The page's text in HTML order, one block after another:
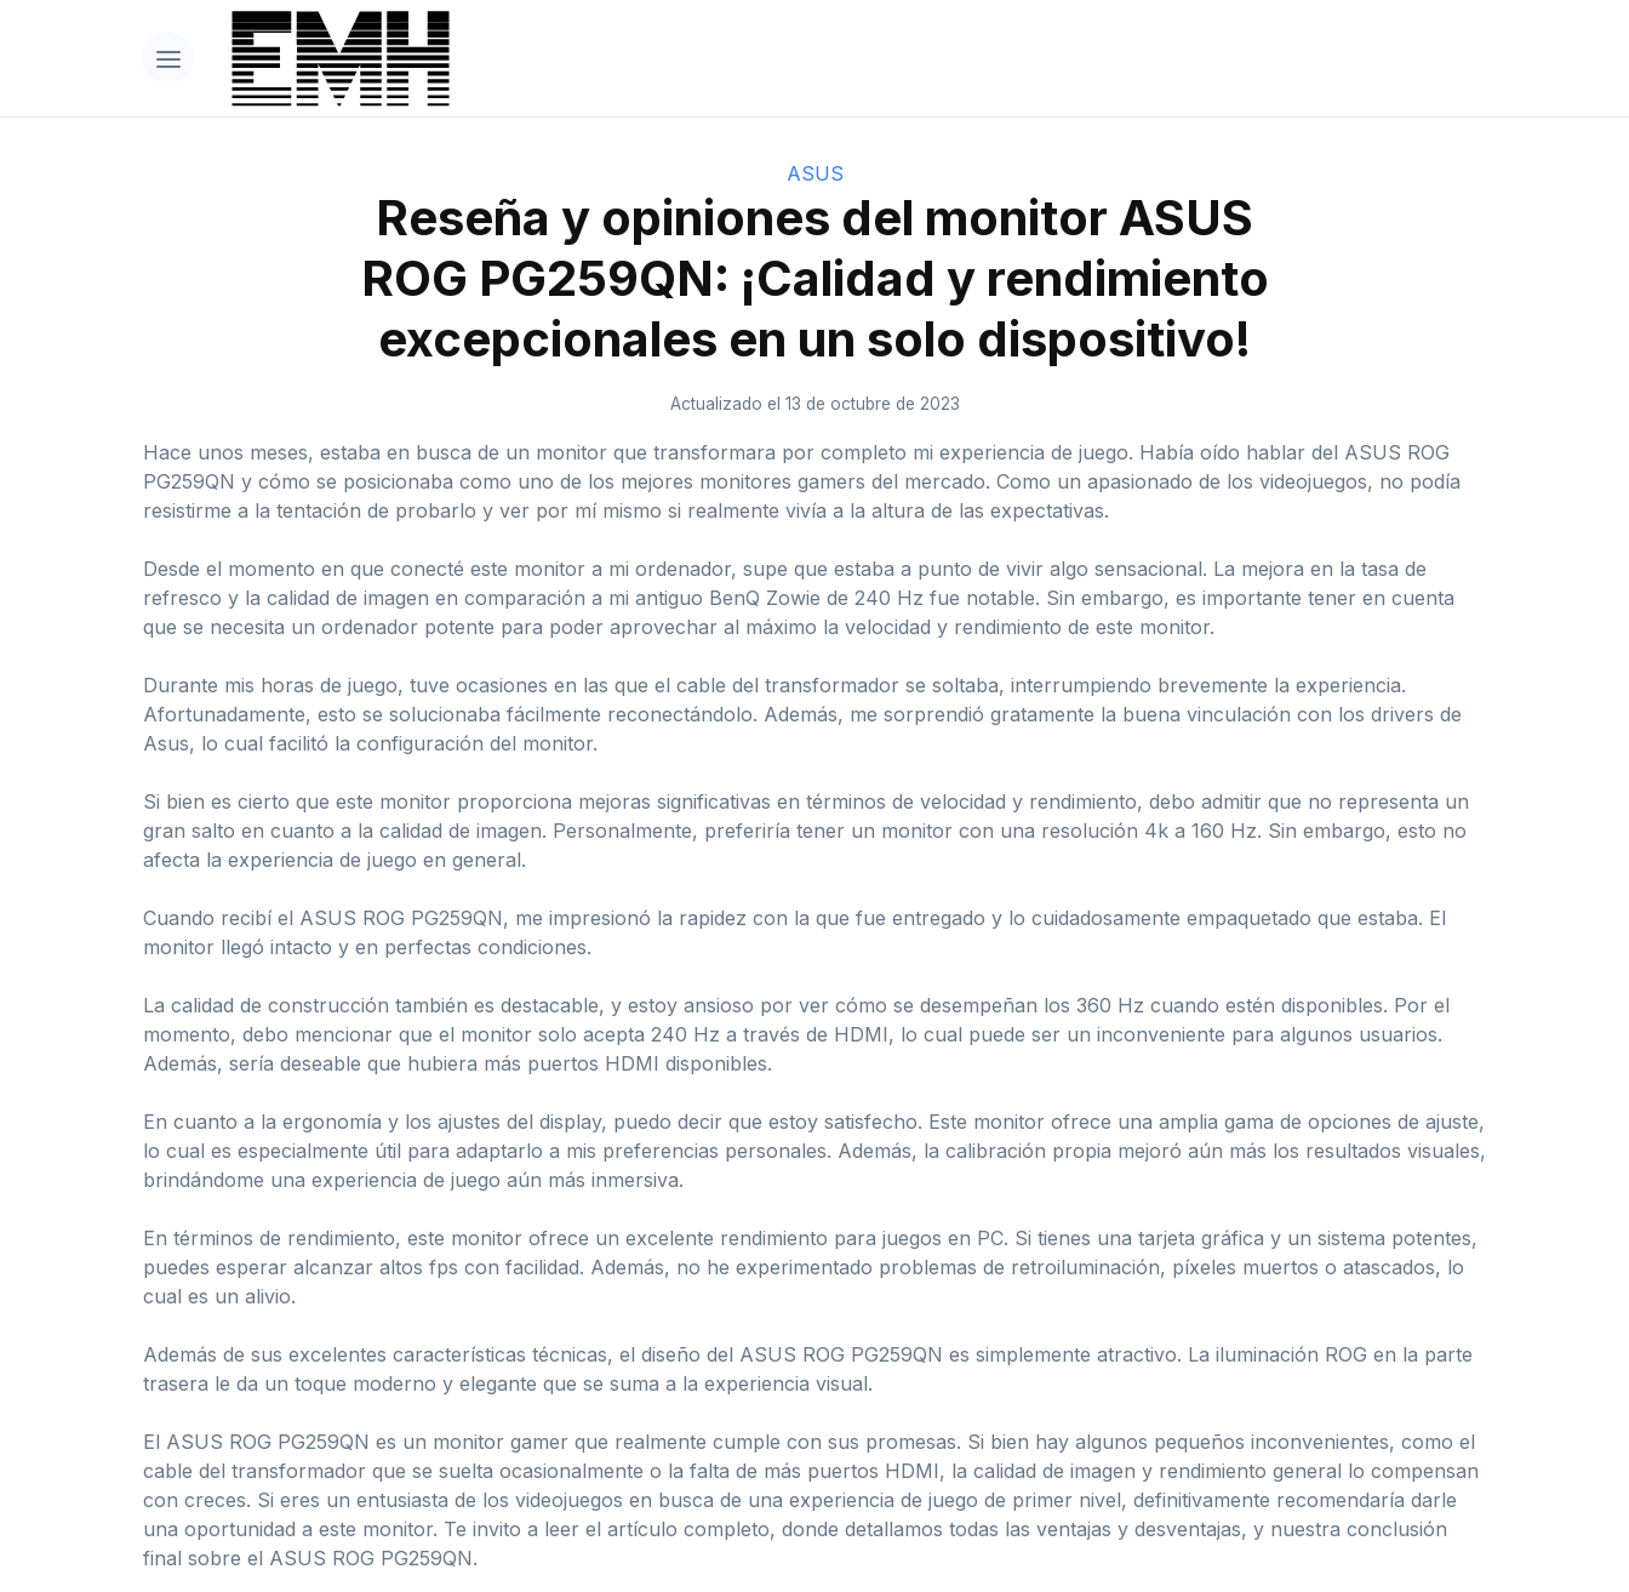
ASUS
Reseña y opiniones del monitor ASUS
ROG PG259QN: ¡Calidad y rendimiento
excepcionales en un solo dispositivo!
Actualizado el 13 de octubre de 2023
Hace unos meses, estaba en busca de un monitor que transformara por completo mi experiencia de juego. Había oído hablar del ASUS ROG
PG259QN y cómo se posicionaba como uno de los mejores monitores gamers del mercado. Como un apasionado de los videojuegos, no podía
resistirme a la tentación de probarlo y ver por mí mismo si realmente vivía a la altura de las expectativas.
Desde el momento en que conecté este monitor a mi ordenador, supe que estaba a punto de vivir algo sensacional. La mejora en la tasa de
refresco y la calidad de imagen en comparación a mi antiguo BenQ Zowie de 240 Hz fue notable. Sin embargo, es importante tener en cuenta
que se necesita un ordenador potente para poder aprovechar al máximo la velocidad y rendimiento de este monitor.
Durante mis horas de juego, tuve ocasiones en las que el cable del transformador se soltaba, interrumpiendo brevemente la experiencia.
Afortunadamente, esto se solucionaba fácilmente reconectándolo. Además, me sorprendió gratamente la buena vinculación con los drivers de
Asus, lo cual facilitó la configuración del monitor.
Si bien es cierto que este monitor proporciona mejoras significativas en términos de velocidad y rendimiento, debo admitir que no representa un
gran salto en cuanto a la calidad de imagen. Personalmente, preferiría tener un monitor con una resolución 4k a 160 Hz. Sin embargo, esto no
afecta la experiencia de juego en general.
Cuando recibí el ASUS ROG PG259QN, me impresionó la rapidez con la que fue entregado y lo cuidadosamente empaquetado que estaba. El
monitor llegó intacto y en perfectas condiciones.
La calidad de construcción también es destacable, y estoy ansioso por ver cómo se desempeñan los 360 Hz cuando estén disponibles. Por el
momento, debo mencionar que el monitor solo acepta 240 Hz a través de HDMI, lo cual puede ser un inconveniente para algunos usuarios.
Además, sería deseable que hubiera más puertos HDMI disponibles.
En cuanto a la ergonomía y los ajustes del display, puedo decir que estoy satisfecho. Este monitor ofrece una amplia gama de opciones de ajuste,
lo cual es especialmente útil para adaptarlo a mis preferencias personales. Además, la calibración propia mejoró aún más los resultados visuales,
brindándome una experiencia de juego aún más inmersiva.
En términos de rendimiento, este monitor ofrece un excelente rendimiento para juegos en PC. Si tienes una tarjeta gráfica y un sistema potentes,
puedes esperar alcanzar altos fps con facilidad. Además, no he experimentado problemas de retroiluminación, píxeles muertos o atascados, lo
cual es un alivio.
Además de sus excelentes características técnicas, el diseño del ASUS ROG PG259QN es simplemente atractivo. La iluminación ROG en la parte
trasera le da un toque moderno y elegante que se suma a la experiencia visual.
El ASUS ROG PG259QN es un monitor gamer que realmente cumple con sus promesas. Si bien hay algunos pequeños inconvenientes, como el
cable del transformador que se suelta ocasionalmente o la falta de más puertos HDMI, la calidad de imagen y rendimiento general lo compensan
con creces. Si eres un entusiasta de los videojuegos en busca de una experiencia de juego de primer nivel, definitivamente recomendaría darle
una oportunidad a este monitor. Te invito a leer el artículo completo, donde detallamos todas las ventajas y desventajas, y nuestra conclusión
final sobre el ASUS ROG PG259QN.